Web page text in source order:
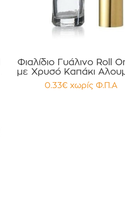
Φιαλίδιο Γυάλινο Roll
με Χρυσό Καπάκι
συσκευασία 12
0.33€ χωρίς Φ.Π.Α